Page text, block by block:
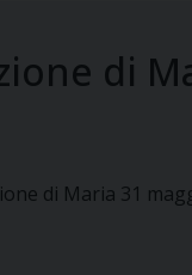
di
di Maria 31